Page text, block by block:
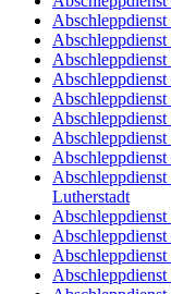
Lutherstadt